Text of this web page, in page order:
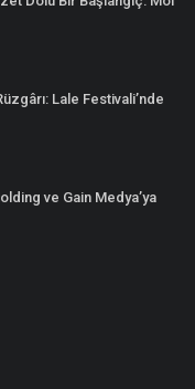
Lale Festivali’nde
ve Gain Medya’ya